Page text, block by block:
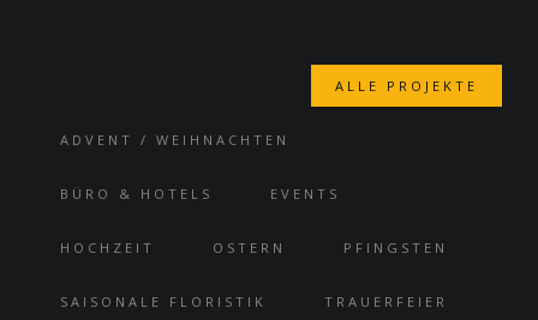
ALLE PROJEKTE
ADVENT / WEIHNACHTEN
BÜRO & HOTELS EVENTS
HOCHZEIT OSTERN PFINGSTEN
SAISONALE FLORISTIK TRAUERFEIER